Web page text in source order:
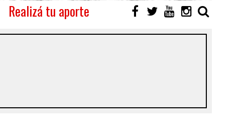
Realizá tu aporte